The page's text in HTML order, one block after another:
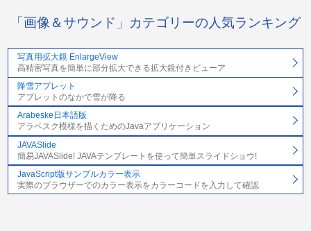
「画像＆サウンド」カテゴリーの人気ランキング
写真用拡大鏡 EnlargeView
高精密写真を簡単に部分拡大できる拡大鏡付きビューア
降雪アプレット
アプレットのなかで雪が降る
Arabeske日本語版
アラベスク模様を描くためのJavaアプリケーション
JAVASlide
簡易JAVASlide! JAVAテンプレートを使って簡単スライドショウ!
JavaScript版サンプルカラー表示
実際のブラウザーでのカラー表示をカラーコードを入力して確認